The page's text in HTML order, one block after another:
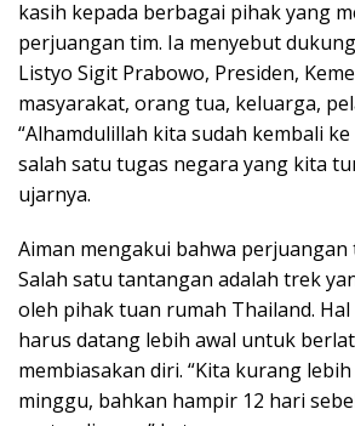
kasih kepada berbagai pihak yang
perjuangan tim. Ia menyebut
Listyo Sigit Prabowo, Presiden,
masyarakat, orang tua, keluarga,
“Alhamdulillah kita sudah kembali
salah satu tugas negara yang kita
ujarnya.
Aiman mengakui bahwa perjuangan
Salah satu tantangan adalah trek
oleh pihak tuan rumah Thailand.
harus datang lebih awal untuk
membiasakan diri. “Kita kurang
minggu, bahkan hampir 12 hari